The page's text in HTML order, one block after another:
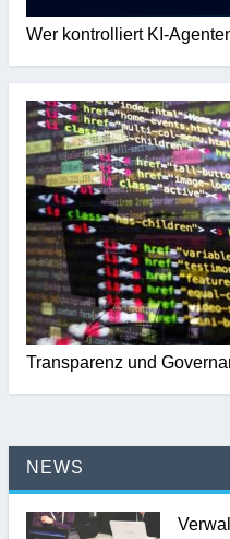
Wer kontrolliert KI-
Transparenz und
NEWS